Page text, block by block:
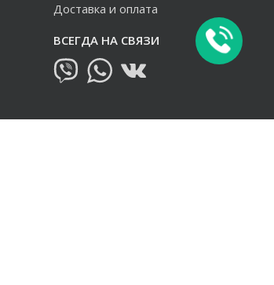
Доставка и оплата
ВСЕГДА НА СВЯЗИ